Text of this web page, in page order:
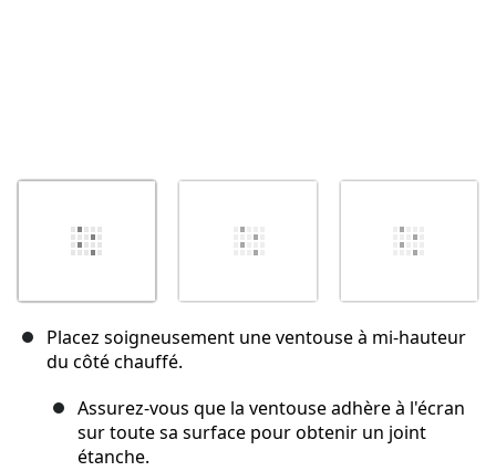
Placez soigneusement une ventouse à mi-hauteur
du côté chauffé.
Assurez-vous que la ventouse adhère à l'écran
sur toute sa surface pour obtenir un joint
étanche.